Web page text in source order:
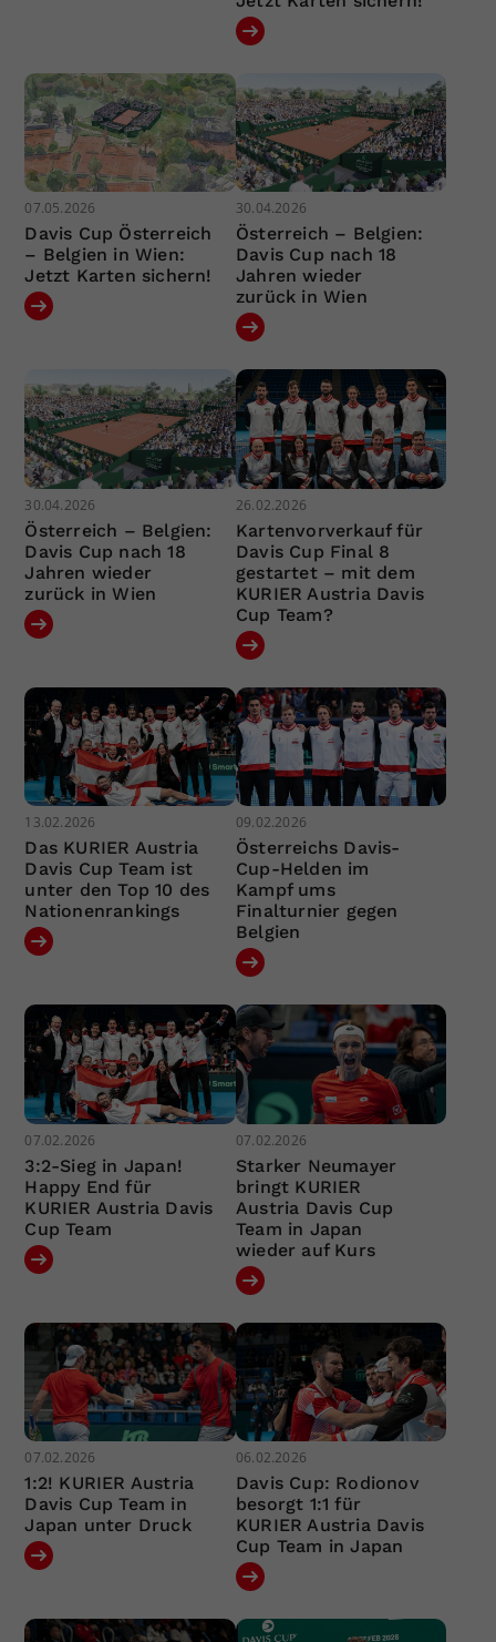
07.05.2026
Davis Cup Österreich
– Belgien in Wien:
Jetzt Karten sichern!
30.04.2026
Österreich – Belgien:
Davis Cup nach 18
Jahren wieder
zurück in Wien
30.04.2026
Österreich – Belgien:
Davis Cup nach 18
Jahren wieder
zurück in Wien
26.02.2026
Kartenvorverkauf für
Davis Cup Final 8
gestartet – mit dem
KURIER Austria Davis
Cup Team?
13.02.2026
Das KURIER Austria
Davis Cup Team ist
unter den Top 10 des
Nationenrankings
09.02.2026
Österreichs Davis-
Cup-Helden im
Kampf ums
Finalturnier gegen
Belgien
07.02.2026
3:2-Sieg in Japan!
Happy End für
KURIER Austria Davis
Cup Team
07.02.2026
Starker Neumayer
bringt KURIER
Austria Davis Cup
Team in Japan
wieder auf Kurs
07.02.2026
1:2! KURIER Austria
Davis Cup Team in
Japan unter Druck
06.02.2026
Davis Cup: Rodionov
besorgt 1:1 für
KURIER Austria Davis
Cup Team in Japan